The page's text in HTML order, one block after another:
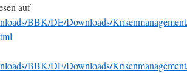
auf
BBK/DE/Downloads/
BBK/DE/Downloads/